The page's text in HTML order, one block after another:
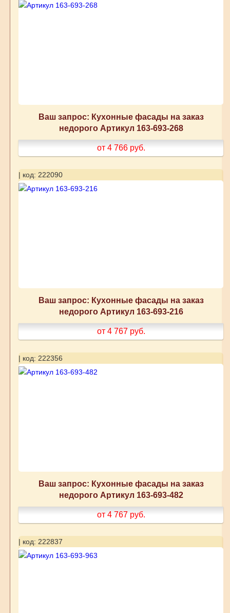
Ваш запрос: Кухонные фасады на заказ
недорого Артикул 163-693-268
от 4 766 руб.
| код: 222090
Ваш запрос: Кухонные фасады на заказ
недорого Артикул 163-693-216
от 4 767 руб.
| код: 222356
Ваш запрос: Кухонные фасады на заказ
недорого Артикул 163-693-482
от 4 767 руб.
| код: 222837